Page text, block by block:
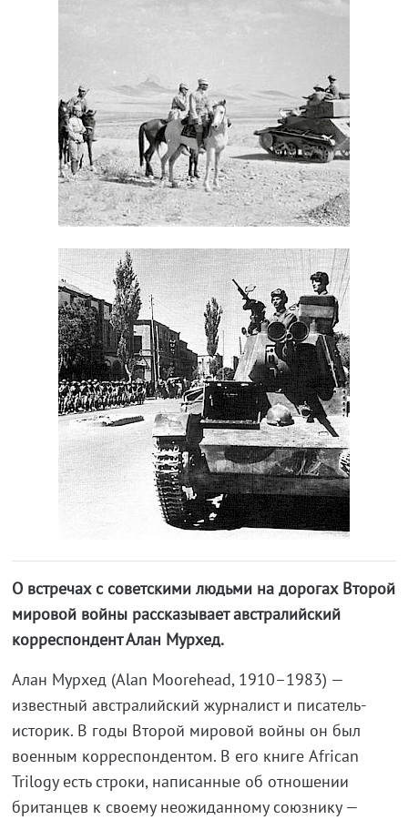
О встречах с советскими людьми на дорогах Второй
мировой войны рассказывает австралийский
корреспондент Алан Мурхед.
Алан Мурхед (Alan Moorehead, 1910–1983) —
известный австралийский журналист и писатель-
историк. В годы Второй мировой войны он был
военным корреспондентом. В его книге African
Trilogy есть строки, написанные об отношении
британцев к своему неожиданному союзнику —